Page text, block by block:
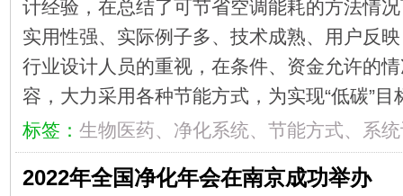
计经验，在总结了可节省空调能耗的方法情
实用性强、实际例子多、技术成熟、用户反
行业设计人员的重视，在条件、资金允许的
容，大力采用各种节能方式，为实现“低碳”
标签： 生物医药、净化系统、节能方式、系
2022年全国净化年会在南京成功举办